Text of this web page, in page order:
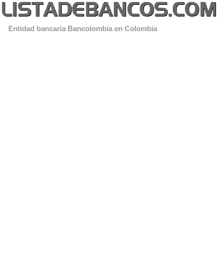
Entidad bancaria Bancolombia en Colombia